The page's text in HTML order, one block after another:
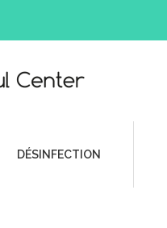
DÉSINFECTION
UV